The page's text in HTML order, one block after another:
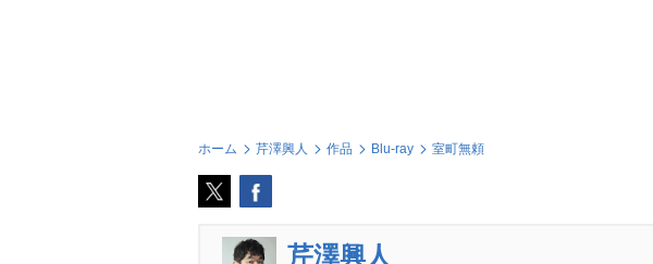
ホーム 芹澤興人 作品 Blu-ray 室町無頼
芹澤興人